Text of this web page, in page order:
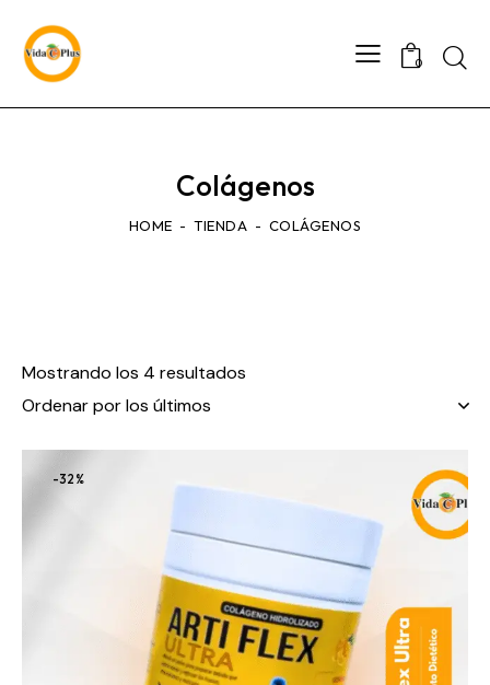
0
Colágenos
HOME TIENDA COLÁGENOS
Mostrando los 4 resultados
-32%